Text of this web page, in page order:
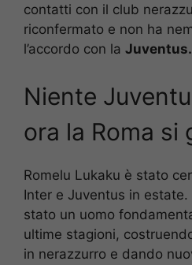
contatti con il club
riconfermato e non ha
l’accordo con la Juventus.
Niente
ora la Roma si
Romelu Lukaku è stato
Inter e Juventus in
stato un uomo
ultime stagioni,
in nerazzurro e dando